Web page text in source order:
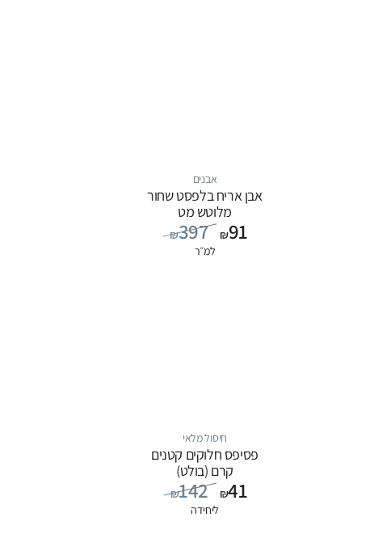
אבנים
אבן אריח בלפסט שחור
מלוטש מט
₪397 ₪91
למ״ר
חיסול מלאי
פסיפס חלוקים קטנים
קרם (בולט)
₪142 ₪41
ליחידה